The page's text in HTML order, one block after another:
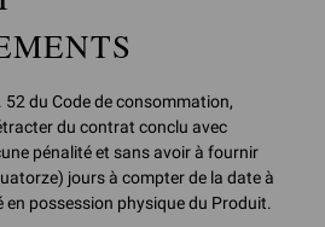
du Code de consommation,
du contrat conclu avec
pénalité et sans avoir à fournir
jours à compter de la date à
en possession physique du Produit.